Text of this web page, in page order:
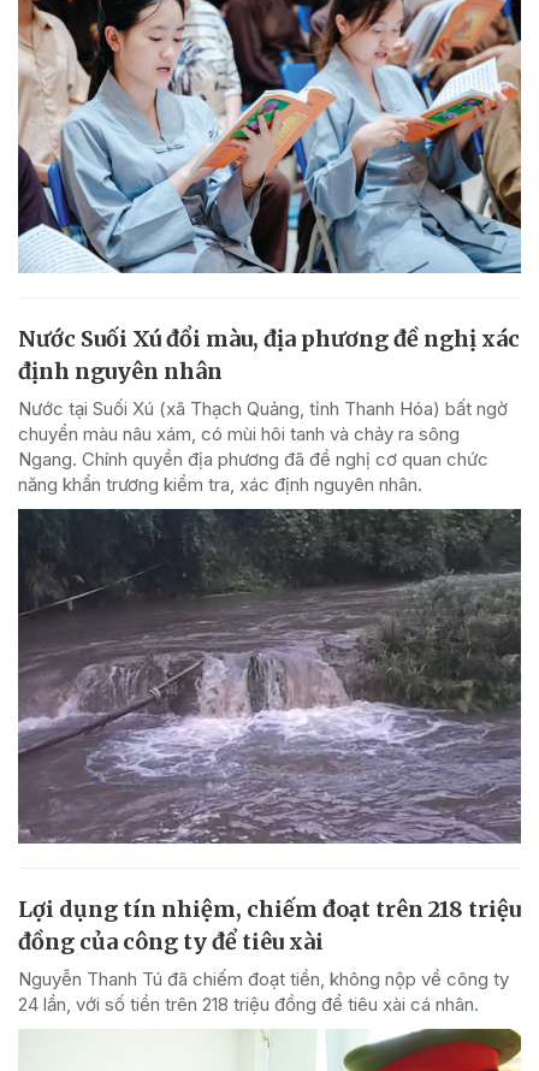
Nước Suối Xú đổi màu, địa phương đề nghị xác
định nguyên nhân
Nước tại Suối Xú (xã Thạch Quảng, tỉnh Thanh Hóa) bất ngờ
chuyển màu nâu xám, có mùi hôi tanh và chảy ra sông
Ngang. Chính quyền địa phương đã đề nghị cơ quan chức
năng khẩn trương kiểm tra, xác định nguyên nhân.
Lợi dụng tín nhiệm, chiếm đoạt trên 218 triệu
đồng của công ty để tiêu xài
Nguyễn Thanh Tú đã chiếm đoạt tiền, không nộp về công ty
24 lần, với số tiền trên 218 triệu đồng để tiêu xài cá nhân.